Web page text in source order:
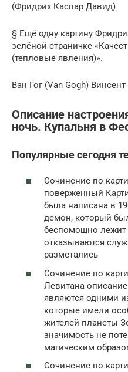
(Фридрих Каспар Давид)
§ Ещё одну картину
зелёной страничке
(тепловые явления)».
Ван Гог (Van Gogh)
Описание
ночь. Купальня в
Популярные сегодня
Сочинение по
поверженный
была написана в
демон, который
беспомощно лежит
отказываются
разметались
Сочинение по
Левитана
являются одними
которые имели
жителей планеты
значимость не
магическим
Сочинение по